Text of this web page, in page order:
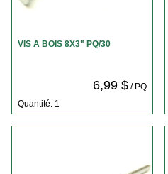
VIS A BOIS 8X3" PQ/30
6,99 $/ PQ
Quantité: 1